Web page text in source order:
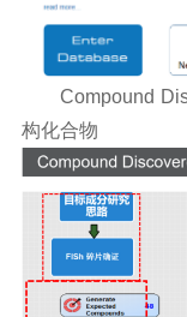
Compound
构化合物